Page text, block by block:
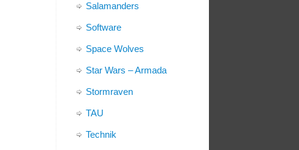
Salamanders
Software
Space Wolves
Star Wars – Armada
Stormraven
TAU
Technik